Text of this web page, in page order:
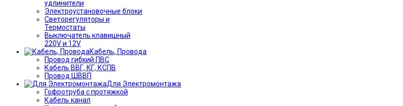
удлинители
Электроустановочные блоки
Светорегуляторы и
Термостаты
Выключатель клавишный
220V и 12V
Кабель, Провода
Провод гибкий ПВС
Кабель ВВГ, КГ, КСПВ
Провод ШВВП
Для Электромонтажа
Гофротруба с протяжкой
Кабель канал